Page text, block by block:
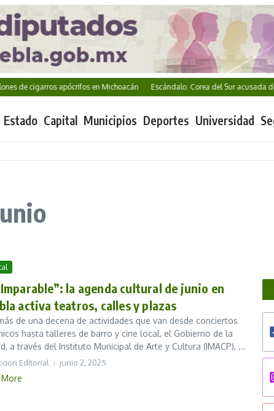
de cigarros apócrifos en Michoacán Escándalo: Corea del Sur acusada de
Estado Capital Municipios Deportes Universidad
la agenda cultural de junio en
activa teatros, calles y plazas
de una decena de actividades que van desde conciertos
hasta talleres de barro y cine local, el Gobierno de la
a través del Instituto Municipal de Arte y Cultura (IMACP), ...
Editorial junio 2, 2025